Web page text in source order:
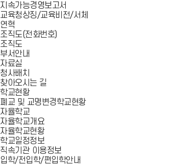
지속가능경영보고서
교육청상징/교육비전/서체
연혁
조직도(전화번호)
조직도
부서안내
자료실
청사배치
찾아오시는 길
학교현황
폐교 및 교명변경학교현황
자율학교
자율학교개요
자율학교현황
학교일정정보
직속기관 이용정보
입학/전입학/편입학안내